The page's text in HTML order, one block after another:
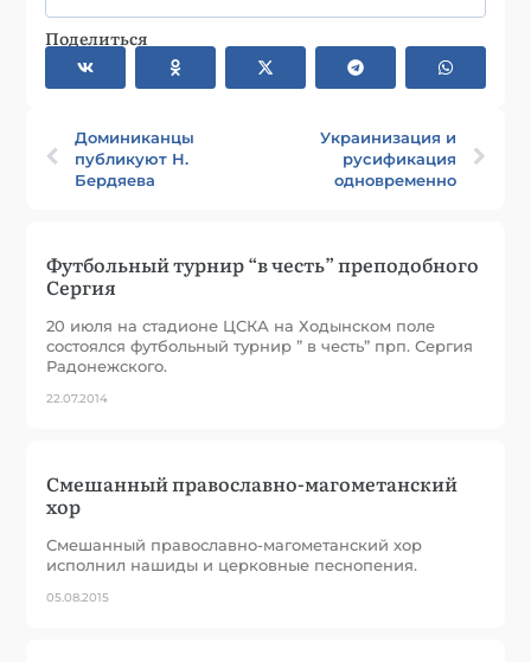
Поделиться
Доминиканцы
публикуют Н.
Бердяева
Украинизация и
русификация
одновременно
Футбольный турнир “в честь” преподобного
Сергия
20 июля на стадионе ЦСКА на Ходынском поле
состоялся футбольный турнир ” в честь” прп. Сергия
Радонежского.
22.07.2014
Смешанный православно-магометанский
хор
Смешанный православно-магометанский хор
исполнил нашиды и церковные песнопения.
05.08.2015